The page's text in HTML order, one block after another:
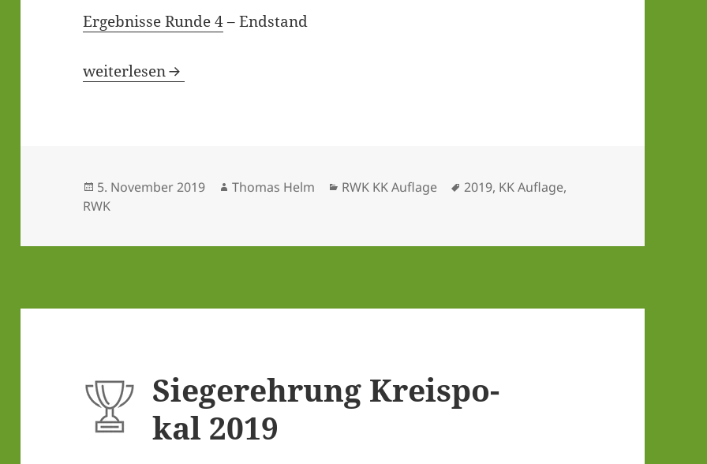
Ergeb­nis­se Run­de 4– Endstand
RWK KK Auf­la­ge 2019
weiterlesen
Veröffentlicht
am
5. November 2019 Autor
Thomas Helm Kategorien
RWK KK Auflage Schlagwörter
2019, KK Auflage,
RWK
Sie­ger­eh­rung Kreis­po­
kal 2019